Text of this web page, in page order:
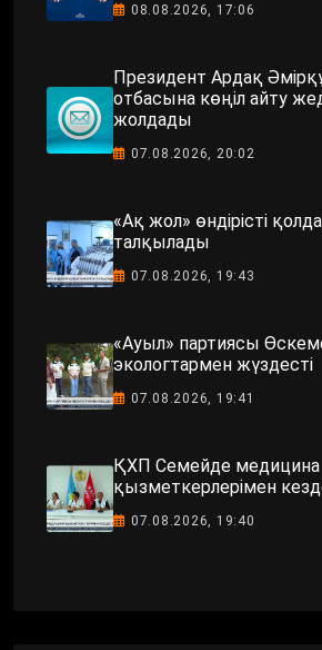
08.08.2026, 17:06
Президент Ардақ
отбасына көңіл айту
жолдады
07.08.2026, 20:02
«Ақ жол» өндірісті
талқылады
07.08.2026, 19:43
«Ауыл» партиясы
экологтармен жүздесті
07.08.2026, 19:41
ҚХП Семейде медицина
қызметкерлерімен
07.08.2026, 19:40